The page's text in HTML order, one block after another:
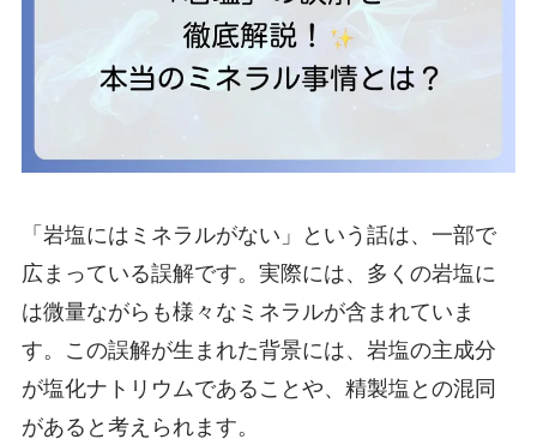
「岩塩にはミネラルがない」という話は、一部で
広まっている誤解です。実際には、多くの岩塩に
は微量ながらも様々なミネラルが含まれていま
す。この誤解が生まれた背景には、岩塩の主成分
が塩化ナトリウムであることや、精製塩との混同
があると考えられます。